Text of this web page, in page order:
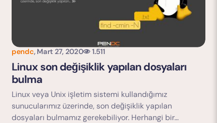
pendc, Mart 27, 2020 1.511
Linux son değişiklik yapılan dosyaları
bulma
Linux veya Unix işletim sistemi kullandığımız
sunucularımız üzerinde, son değişiklik yapılan
dosyaları bulmamız gerekebiliyor. Herhangi bir…